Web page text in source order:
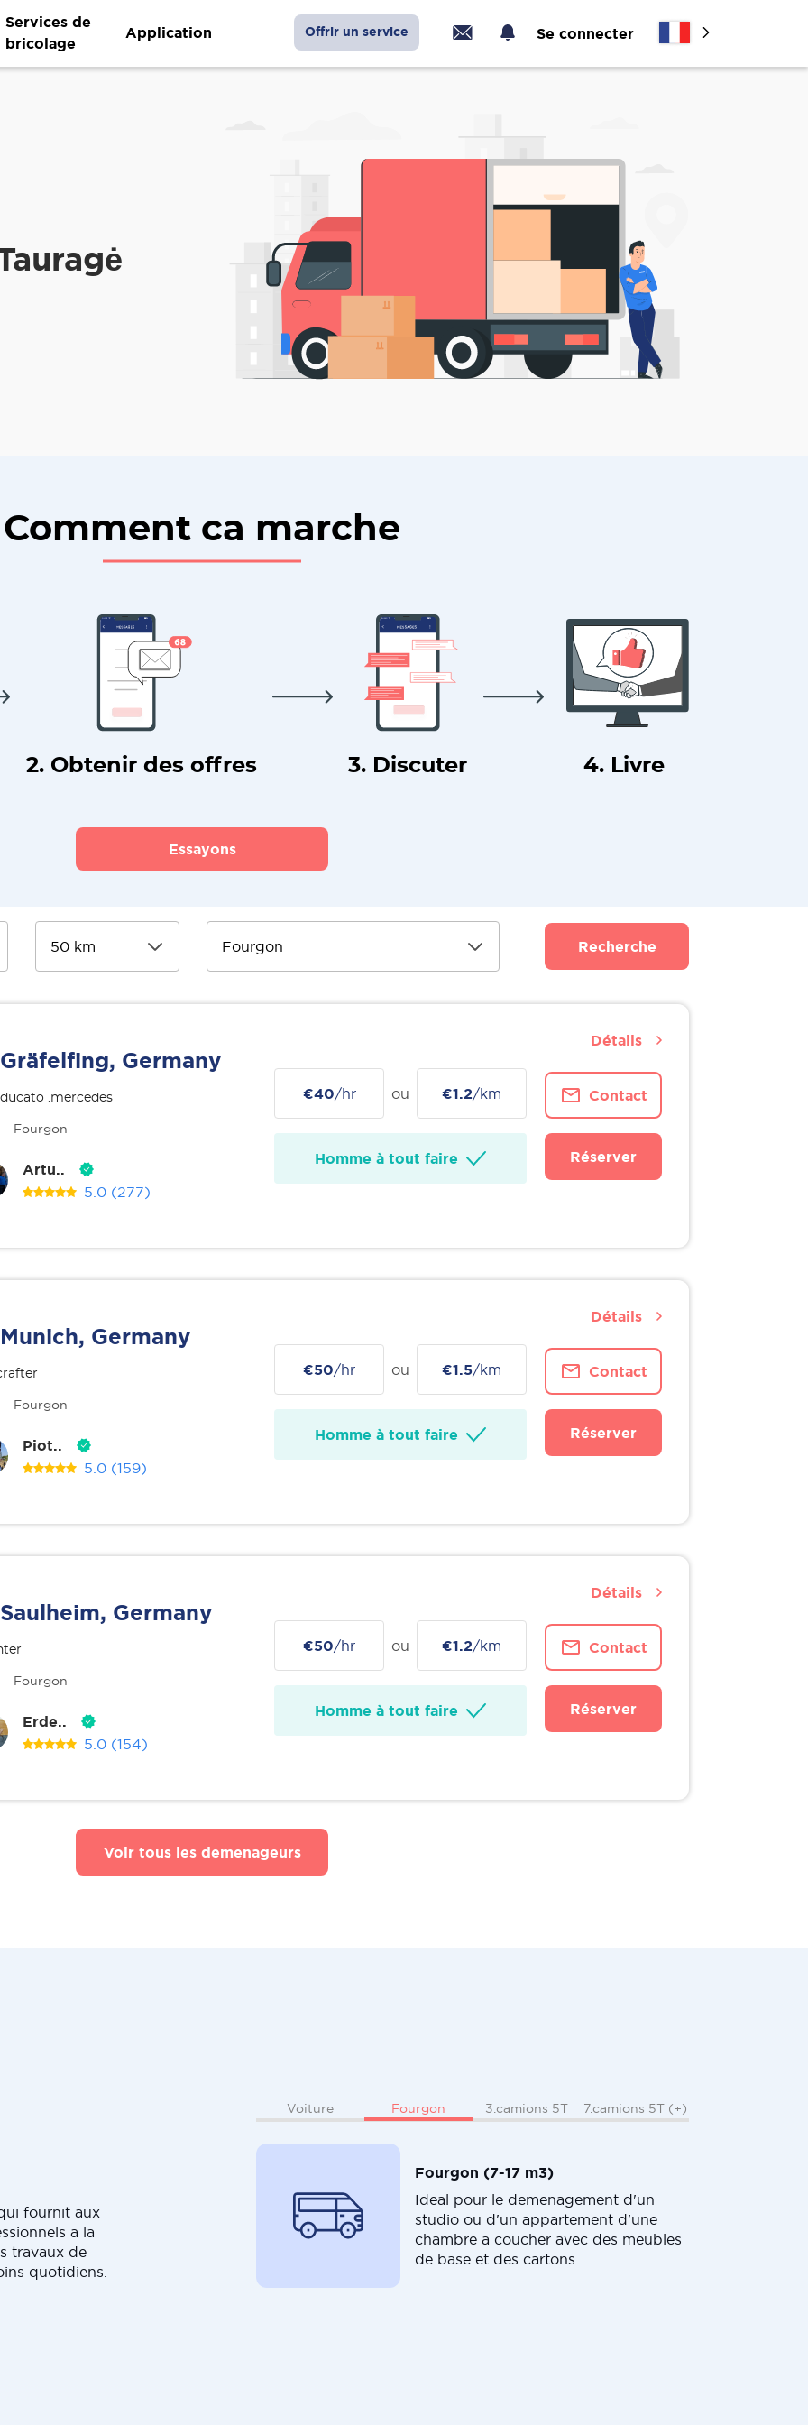
Services de
bricolage
Application Offrir un service Se connecter
Comment ca marche
2. Obtenir des offres 3. Discuter 4. Livre
Essayons
Recherche
Gräfelfing, Germany
.mercedes
Fourgon
Artu..
5.0 (277)
€40/hr ou €1.2/km
Homme à tout faire
Contact
Réserver
Détails
Munich, Germany
Fourgon
Piot..
5.0 (159)
€50/hr ou €1.5/km
Homme à tout faire
Contact
Réserver
Détails
Saulheim, Germany
Fourgon
Erde..
5.0 (154)
€50/hr ou €1.2/km
Homme à tout faire
Contact
Réserver
Détails
Voir tous les demenageurs
fournit aux
a la
travaux de
quotidiens.
Voiture Fourgon 3.camions 5T 7.camions 5T (+)
Fourgon (7-17 m3)
Ideal pour le demenagement d'un
studio ou d'un appartement d'une
chambre a coucher avec des meubles
de base et des cartons.